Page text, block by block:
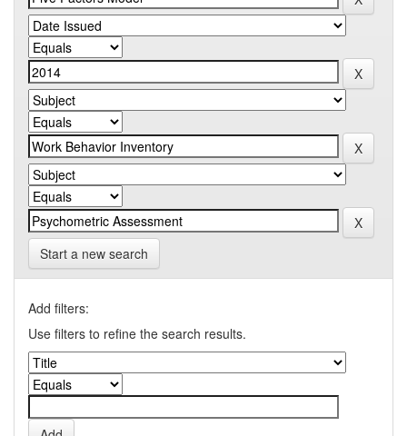
Start a new search
Add filters:
Use filters to refine the search results.